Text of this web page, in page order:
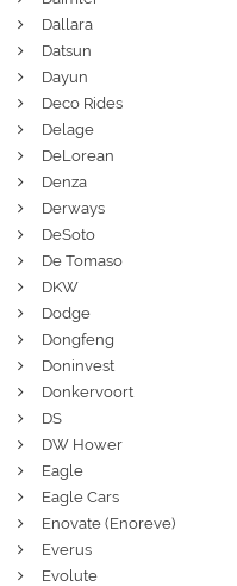
Dallara
Datsun
Dayun
Deco Rides
Delage
DeLorean
Denza
Derways
DeSoto
De Tomaso
DKW
Dodge
Dongfeng
Doninvest
Donkervoort
DS
DW Hower
Eagle
Eagle Cars
Enovate (Enoreve)
Everus
Evolute